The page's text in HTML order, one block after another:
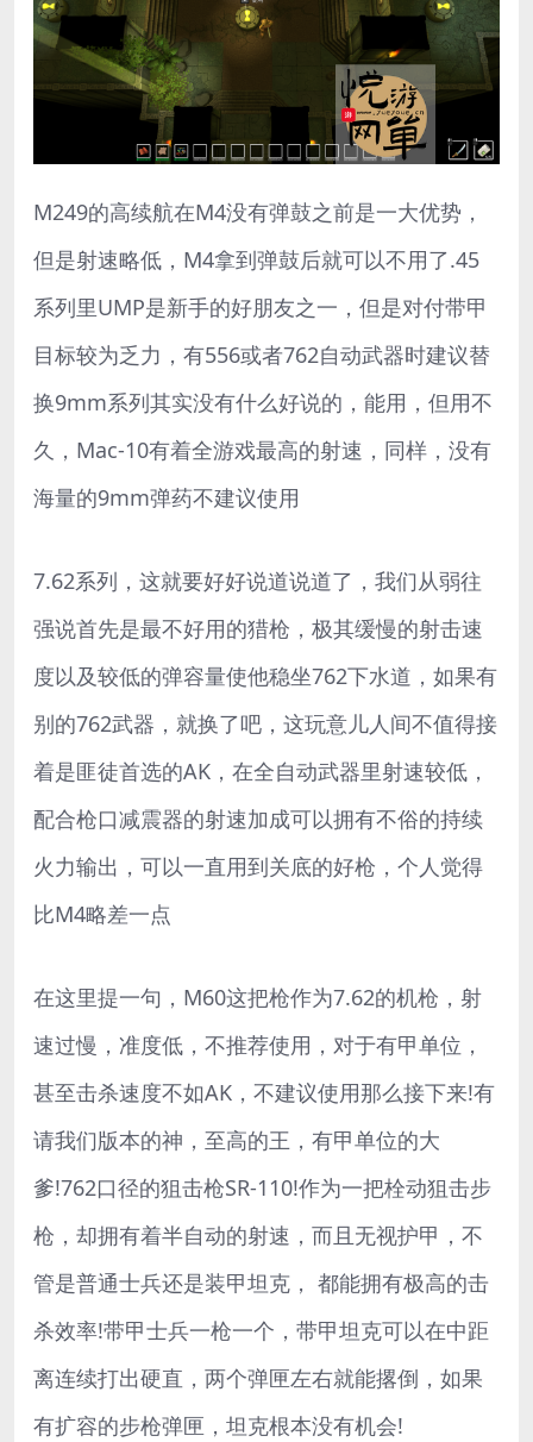
M249的高续航在M4没有弹鼓之前是一大优势，
但是射速略低，M4拿到弹鼓后就可以不用了.45
系列里UMP是新手的好朋友之一，但是对付带甲
目标较为乏力，有556或者762自动武器时建议替
换9mm系列其实没有什么好说的，能用，但用不
久，Mac-10有着全游戏最高的射速，同样，没有
海量的9mm弹药不建议使用
7.62系列，这就要好好说道说道了，我们从弱往
强说首先是最不好用的猎枪，极其缓慢的射击速
度以及较低的弹容量使他稳坐762下水道，如果有
别的762武器，就换了吧，这玩意儿人间不值得接
着是匪徒首选的AK，在全自动武器里射速较低，
配合枪口减震器的射速加成可以拥有不俗的持续
火力输出，可以一直用到关底的好枪，个人觉得
比M4略差一点
在这里提一句，M60这把枪作为7.62的机枪，射
速过慢，准度低，不推荐使用，对于有甲单位，
甚至击杀速度不如AK，不建议使用那么接下来!有
请我们版本的神，至高的王，有甲单位的大
爹!762口径的狙击枪SR-110!作为一把栓动狙击步
枪，却拥有着半自动的射速，而且无视护甲，不
管是普通士兵还是装甲坦克， 都能拥有极高的击
杀效率!带甲士兵一枪一个，带甲坦克可以在中距
离连续打出硬直，两个弹匣左右就能撂倒，如果
有扩容的步枪弹匣，坦克根本没有机会!